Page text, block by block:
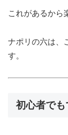
これがあるから
ナポリの六は、
す。
初心者で